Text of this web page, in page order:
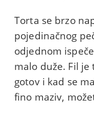
Torta se brzo
pojedinačnog
odjednom
malo duže. Fil
gotov i kad se
fino maziv,